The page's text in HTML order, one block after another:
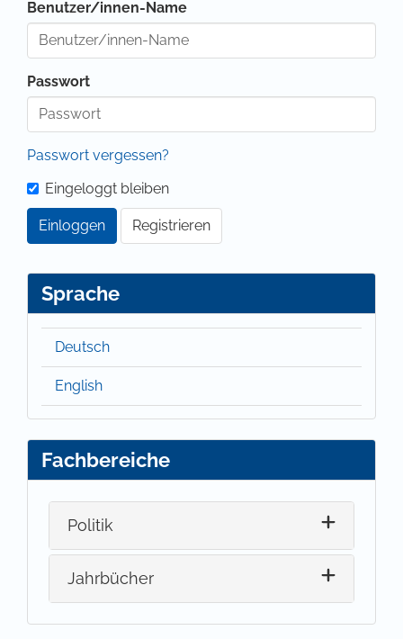
Benutzer/innen-Name
Passwort
Passwort vergessen?
Eingeloggt bleiben
Einloggen Registrieren
Sprache
Deutsch
English
Fachbereiche
Politik
Jahrbücher